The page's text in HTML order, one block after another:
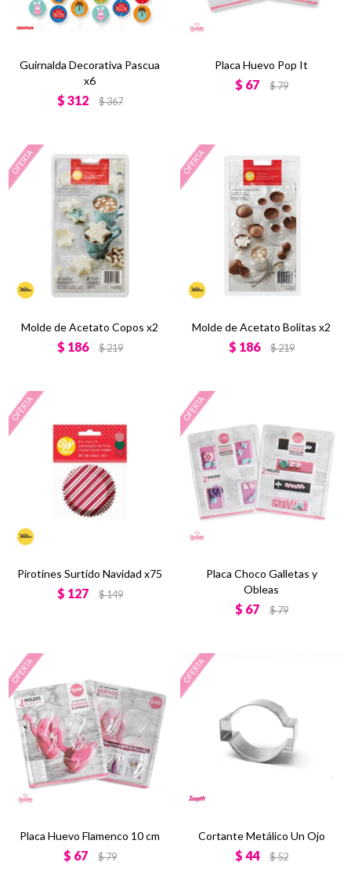
Guirnalda Decorativa Pascua
x6
$ 312 $367
Placa Huevo Pop It
$ 67 $79
Molde de Acetato Copos x2
$ 186 $219
Molde de Acetato Bolitas x2
$ 186 $219
Pirotines Surtido Navidad x75
$ 127 $149
Placa Choco Galletas y
Obleas
$ 67 $79
Placa Huevo Flamenco 10 cm
$ 67 $79
Cortante Metálico Un Ojo
$ 44 $52